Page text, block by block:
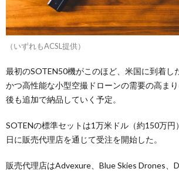
（いずれもACSL提供）
最初のSOTEN50機がこのほど、米国に到着し
かつ高性能な小型空撮ドローンの需要の高ま
後も追加で納品していく予定。
SOTENの標準セットは1万米ドル（約150万円
日に販売代理店を通じて受注を開始した。
販売代理店はAdvexure、Blue Skies Drones、